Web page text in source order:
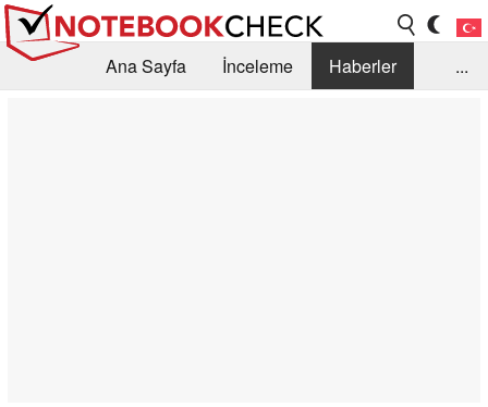
Ana Sayfa İnceleme
Haberler
...